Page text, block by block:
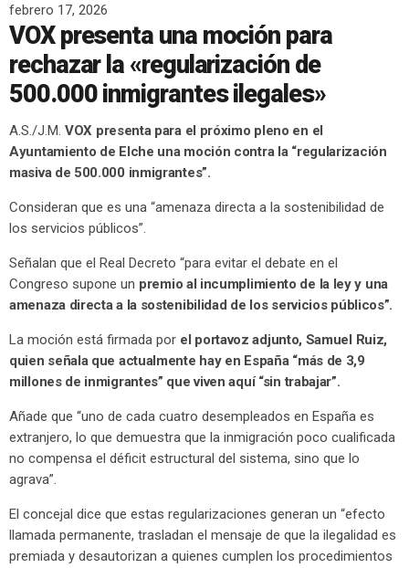
febrero 17, 2026
VOX presenta una moción para
rechazar la «regularización de
500.000 inmigrantes ilegales»
A.S./J.M. VOX presenta para el próximo pleno en el
Ayuntamiento de Elche una moción contra la “regularización
masiva de 500.000 inmigrantes”.
Consideran que es una “amenaza directa a la sostenibilidad de
los servicios públicos”.
Señalan que el Real Decreto “para evitar el debate en el
Congreso supone un premio al incumplimiento de la ley y una
amenaza directa a la sostenibilidad de los servicios públicos”.
La moción está firmada por el portavoz adjunto, Samuel Ruiz,
quien señala que actualmente hay en España “más de 3,9
millones de inmigrantes” que viven aquí “sin trabajar”.
Añade que “uno de cada cuatro desempleados en España es
extranjero, lo que demuestra que la inmigración poco cualificada
no compensa el déficit estructural del sistema, sino que lo
agrava”.
El concejal dice que estas regularizaciones generan un “efecto
llamada permanente, trasladan el mensaje de que la ilegalidad es
premiada y desautorizan a quienes cumplen los procedimientos